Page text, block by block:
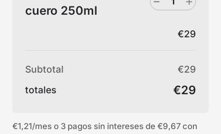
cuero 250ml
€29
Subtotal
€29
totales
€29
€1,21/mes o 3 pagos sin intereses de €9,67 con